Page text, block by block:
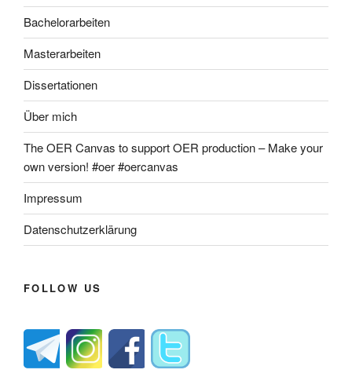
Bachelorarbeiten
Masterarbeiten
Dissertationen
Über mich
The OER Canvas to support OER production – Make your
own version! #oer #oercanvas
Impressum
Datenschutzerklärung
FOLLOW US